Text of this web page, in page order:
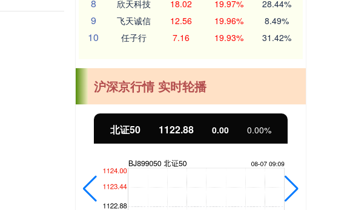
8 欣天科技 18.02 19.97% 28.44%
9 飞天诚信 12.56 19.96% 8.49%
10 任子行 7.16 19.93% 31.42%
沪深京行情 实时轮播
北证50 1122.88 0.00 0.00%